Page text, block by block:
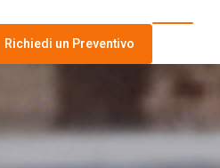
Richiedi un Preventivo